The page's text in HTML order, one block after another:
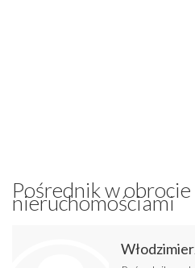
Pośrednik w obrocie
nieruchomościami